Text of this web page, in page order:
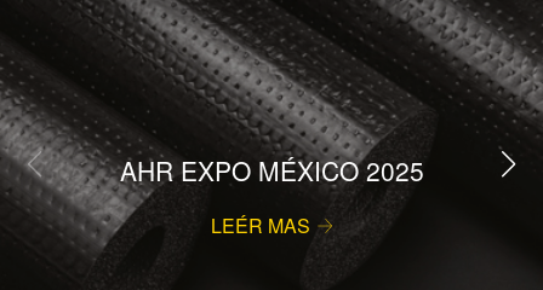
AHR EXPO MÉXICO 2025
LEÉR MAS